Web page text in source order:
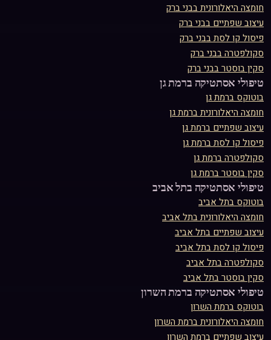
חומצה היאלורוניתבבני ברק
עיצוב שפתיים בבני ברק
פיסול קו לסתבבני ברק
סקולפטרהבבני ברק
סקין בוסטרבבני ברק
טיפולי אסתטיקה ברמת גן
בוטוקס ברמת גן
חומצה היאלורוניתברמת גן
עיצוב שפתיים ברמת גן
פיסול קו לסתברמת גן
סקולפטרהברמת גן
סקין בוסטרברמת גן
טיפולי אסתטיקה בתל אביב
בוטוקס בתל אביב
חומצה היאלורוניתבתל אביב
עיצוב שפתיים בתל אביב
פיסול קו לסתבתל אביב
סקולפטרהבתל אביב
סקין בוסטרבתל אביב
טיפולי אסתטיקה ברמת השרון
בוטוקס ברמת השרון
חומצה היאלורוניתברמת השרון
עיצוב שפתיים ברמת השרון